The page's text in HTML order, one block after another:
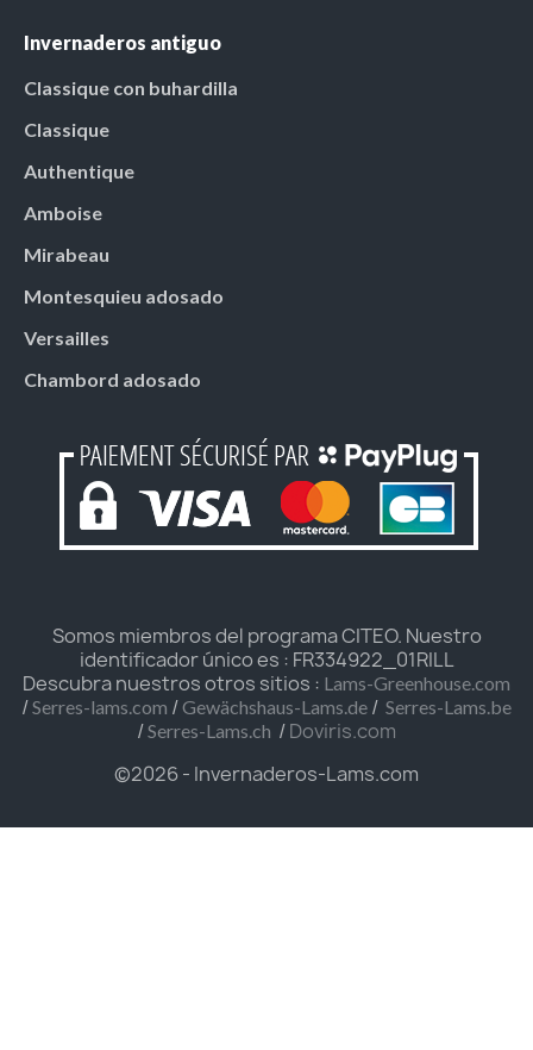
Invernaderos antiguo
Classique con buhardilla
Classique
Authentique
Amboise
Mirabeau
Montesquieu adosado
Versailles
Chambord adosado
Somos miembros del programa CITEO. Nuestro
identificador único es : FR334922_01RILL
Descubra nuestros otros sitios : Lams-Greenhouse.com
/ Serres-lams.com /Gewächshaus-Lams.de / Serres-Lams.be
/ Serres-Lams.ch /Doviris.com
©2026 - Invernaderos-Lams.com